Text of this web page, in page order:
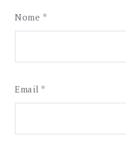
Nome *
Email *